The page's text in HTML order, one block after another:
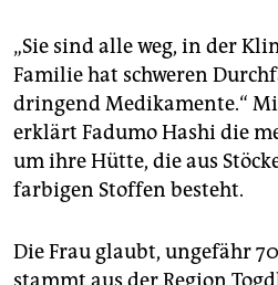
abo
genossenschaft
epaper login
„Sie sind alle weg, in der
Familie hat schweren
dringend Medikamente.“
erklärt Fa­du­mo Hashi die
um ihre Hütte, die aus
farbigen Stoffen besteht.
Die Frau glaubt, ungefähr